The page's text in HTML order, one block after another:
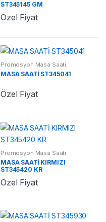
ST345145 GM
Özel Fiyat
Promosyon Masa Saati,
Promosyon Saatler
MASA SAATİ ST345041
Özel Fiyat
Promosyon Masa Saati
MASA SAATİ KIRMIZI
ST345420 KR
Özel Fiyat